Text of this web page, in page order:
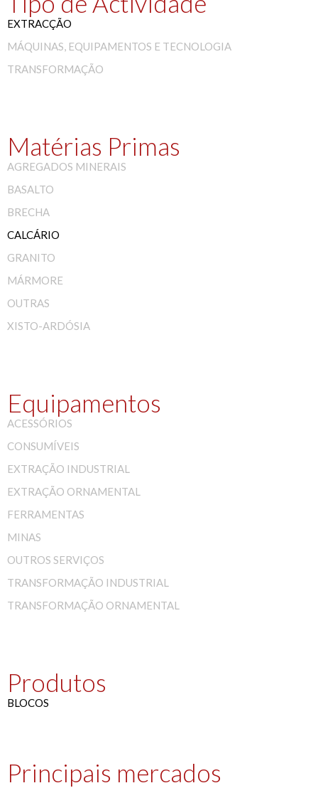
EXTRACÇÃO
MÁQUINAS, EQUIPAMENTOS E TECNOLOGIA
TRANSFORMAÇÃO
Matérias Primas
AGREGADOS MINERAIS
BASALTO
BRECHA
CALCÁRIO
GRANITO
MÁRMORE
OUTRAS
XISTO-ARDÓSIA
Equipamentos
ACESSÓRIOS
CONSUMÍVEIS
EXTRAÇÃO INDUSTRIAL
EXTRAÇÃO ORNAMENTAL
FERRAMENTAS
MINAS
OUTROS SERVIÇOS
TRANSFORMAÇÃO INDUSTRIAL
TRANSFORMAÇÃO ORNAMENTAL
Produtos
BLOCOS
Principais mercados